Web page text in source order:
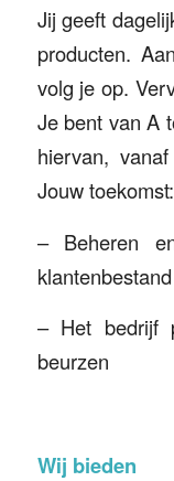
Jij geeft
producten.
volg je op.
Je bent van A
hiervan,
Jouw toekomst:
– Beheren
klantenbestand
– Het bedrijf
beurzen
Wij bieden